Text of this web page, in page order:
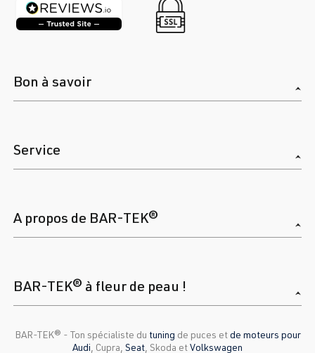
Bon à savoir
Service
A propos de BAR-TEK®
BAR-TEK® à fleur de peau !
BAR-TEK®️ - Ton spécialiste du tuning de puces etde moteurs pour
Audi , Cupra, Seat , Skoda etVolkswagen